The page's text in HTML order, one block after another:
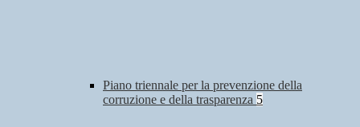
Piano triennale per la prevenzione della
corruzione e della trasparenza 5